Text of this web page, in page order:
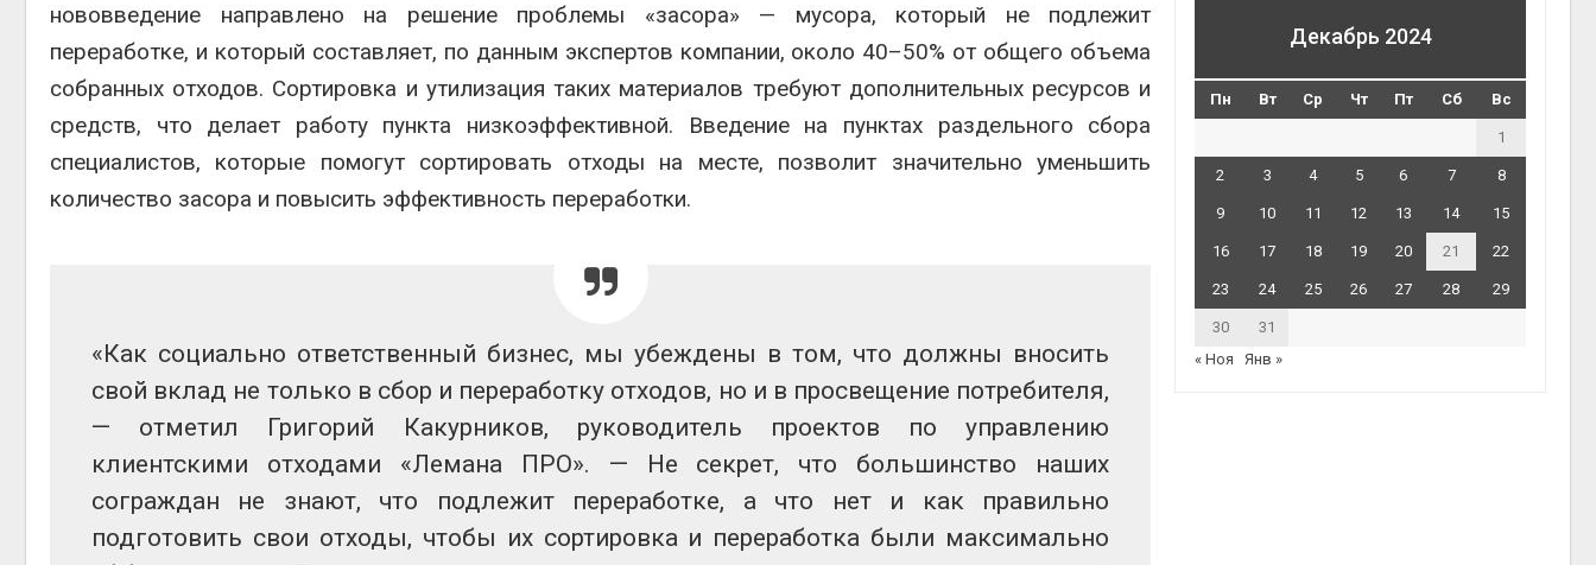
нововведение направлено на решение проблемы «засора» — мусора, который не подлежит
переработке, и который составляет, по данным экспертов компании, около 40–50% от общего объема
собранных отходов. Сортировка и утилизация таких материалов требуют дополнительных ресурсов и
средств, что делает работу пункта низкоэффективной. Введение на пунктах раздельного сбора
специалистов, которые помогут сортировать отходы на месте, позволит значительно уменьшить
количество засора и повысить эффективность переработки.
«Как социально ответственный бизнес, мы убеждены в том, что должны вносить
свой вклад не только в сбор и переработку отходов, но и в просвещение потребителя,
— отметил Григорий Какурников, руководитель проектов по управлению
клиентскими отходами «Лемана ПРО». — Не секрет, что большинство наших
сограждан не знают, что подлежит переработке, а что нет и как правильно
подготовить свои отходы, чтобы их сортировка и переработка были максимально
Декабрь 2024
Пн Вт Ср Чт Пт Сб Вс
1
2 3 4 5 6 7 8
9 10 11 12 13 14 15
16 17 18 19 20 21 22
23 24 25 26 27 28 29
30
31
« Ноя
Янв »